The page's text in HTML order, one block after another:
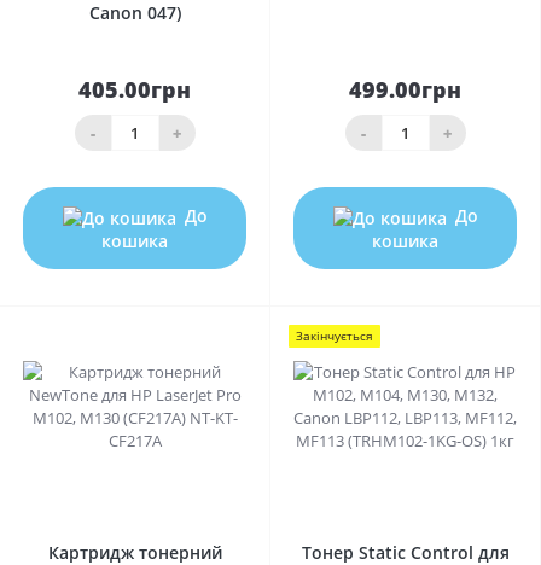
Canon 047)
405.00грн
- +
До
кошика
499.00грн
- +
До
кошика
Картридж тонерний
Закінчується
Тонер Static Control для